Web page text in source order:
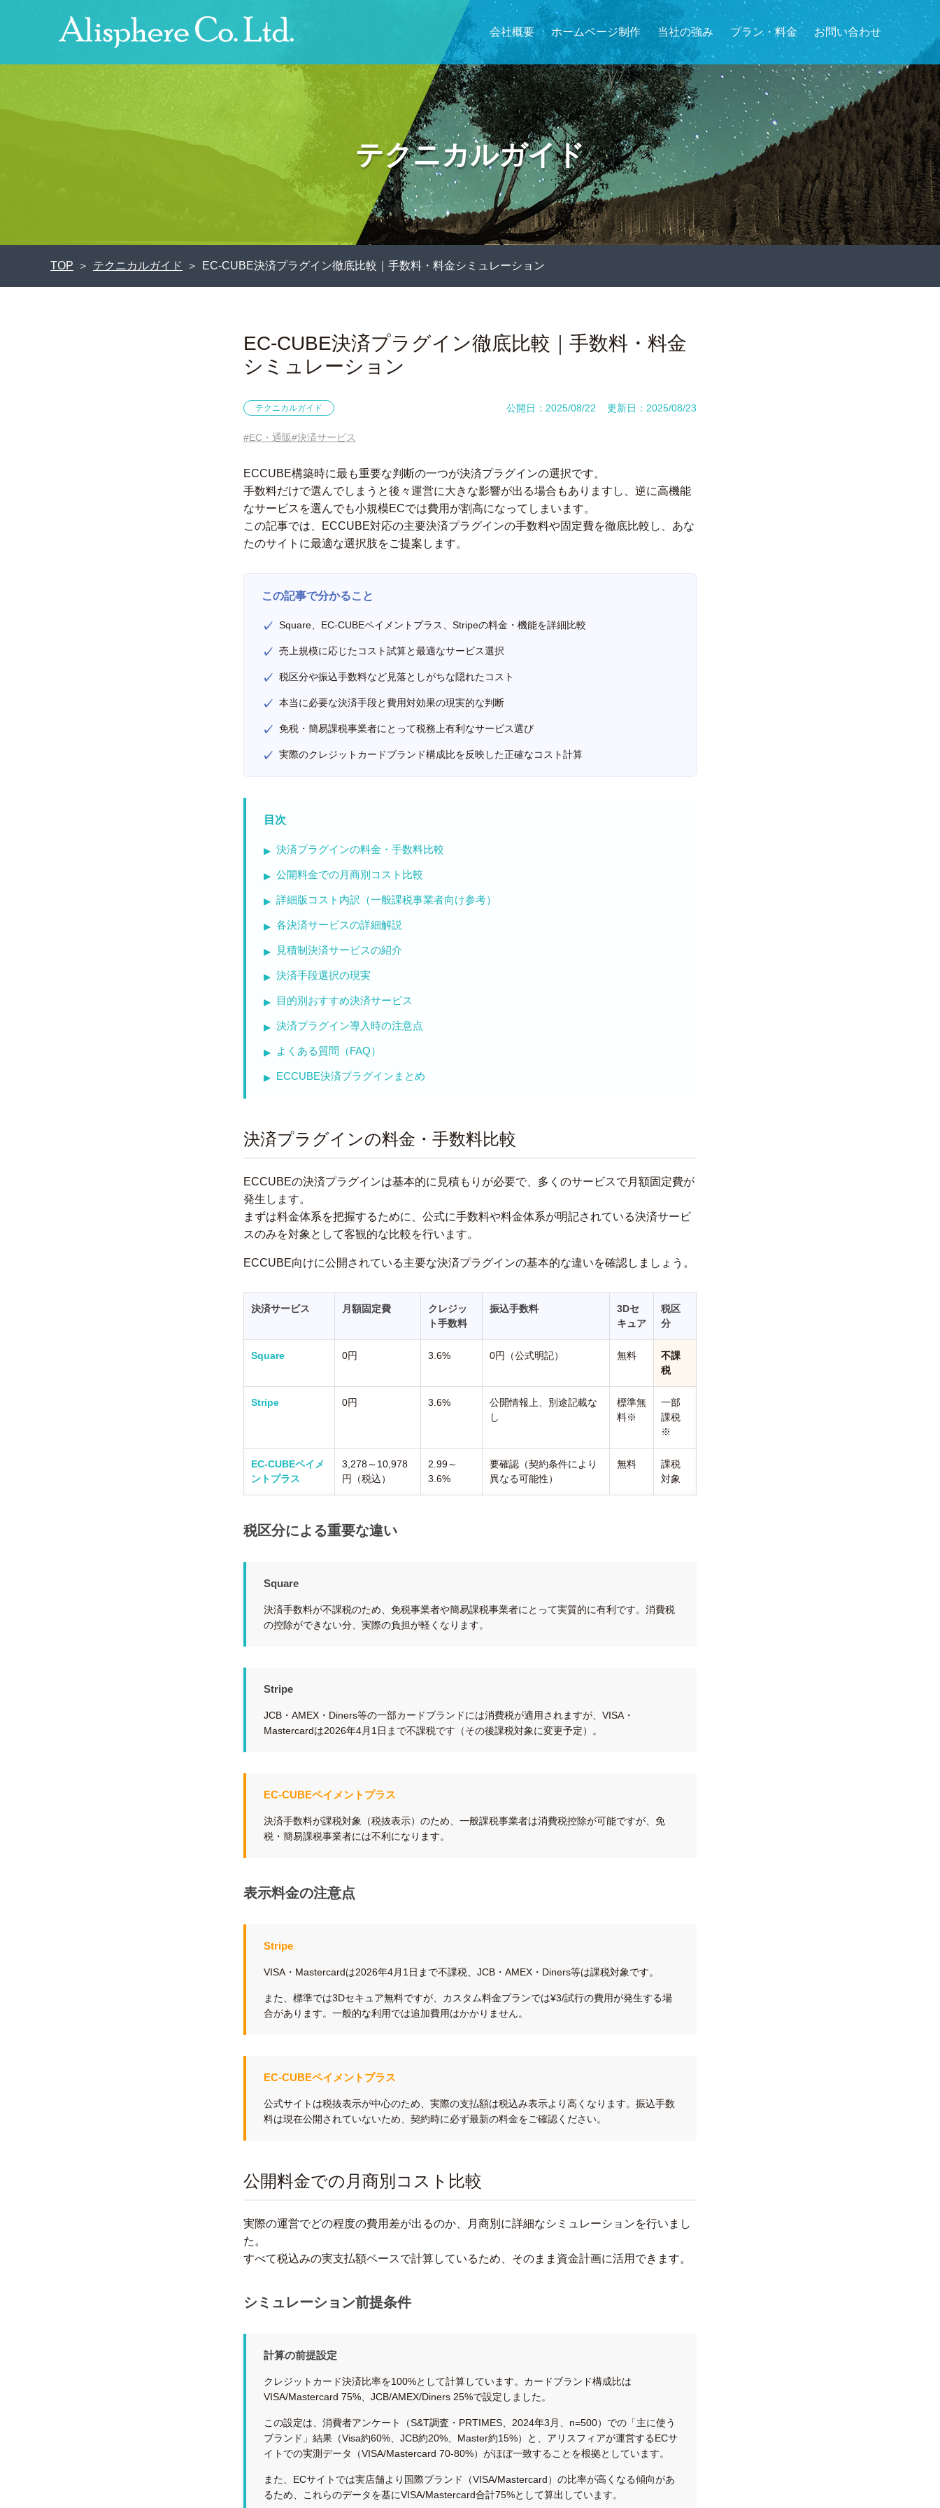
会社概要 ホームページ制作 当社の強み プラン・料金 お問い合わせ
テクニカルガイド
TOP テクニカルガイド EC-CUBE決済プラグイン徹底比較｜手数料・料金シミュレーション
EC-CUBE決済プラグイン徹底比較｜手数料・料金
シミュレーション
テクニカルガイド 公開日：2025/08/22 更新日：2025/08/23
#EC・通販#決済サービス
ECCUBE構築時に最も重要な判断の一つが決済プラグインの選択です。
手数料だけで選んでしまうと後々運営に大きな影響が出る場合もありますし、逆に高機能
なサービスを選んでも小規模ECでは費用が割高になってしまいます。
この記事では、ECCUBE対応の主要決済プラグインの手数料や固定費を徹底比較し、あな
たのサイトに最適な選択肢をご提案します。
この記事で分かること
Square、EC-CUBEペイメントプラス、Stripeの料金・機能を詳細比較
売上規模に応じたコスト試算と最適なサービス選択
税区分や振込手数料など見落としがちな隠れたコスト
本当に必要な決済手段と費用対効果の現実的な判断
免税・簡易課税事業者にとって税務上有利なサービス選び
実際のクレジットカードブランド構成比を反映した正確なコスト計算
目次
決済プラグインの料金・手数料比較
公開料金での月商別コスト比較
詳細版コスト内訳（一般課税事業者向け参考）
各決済サービスの詳細解説
見積制決済サービスの紹介
決済手段選択の現実
目的別おすすめ決済サービス
決済プラグイン導入時の注意点
よくある質問（FAQ）
ECCUBE決済プラグインまとめ
決済プラグインの料金・手数料比較
ECCUBEの決済プラグインは基本的に見積もりが必要で、多くのサービスで月額固定費が
発生します。
まずは料金体系を把握するために、公式に手数料や料金体系が明記されている決済サービ
スのみを対象として客観的な比較を行います。
ECCUBE向けに公開されている主要な決済プラグインの基本的な違いを確認しましょう。
決済サービス 月額固定費
クレジッ
ト手数料
振込手数料
3Dセ
キュア
税区
分
Square 0円 3.6% 0円（公式明記） 無料
不課
税
Stripe 0円 3.6%
公開情報上、別途記載な
し
標準無
料※
一部
課税
※
EC-CUBEペイメ
ントプラス
3,278～10,978
円（税込）
2.99～
3.6%
要確認（契約条件により
異なる可能性）
無料
課税
対象
税区分による重要な違い
Square
決済手数料が不課税のため、免税事業者や簡易課税事業者にとって実質的に有利です。消費税
の控除ができない分、実際の負担が軽くなります。
Stripe
JCB・AMEX・Diners等の一部カードブランドには消費税が適用されますが、VISA・
Mastercardは2026年4月1日まで不課税です（その後課税対象に変更予定）。
EC-CUBEペイメントプラス
決済手数料が課税対象（税抜表示）のため、一般課税事業者は消費税控除が可能ですが、免
税・簡易課税事業者には不利になります。
表示料金の注意点
Stripe
VISA・Mastercardは2026年4月1日まで不課税、JCB・AMEX・Diners等は課税対象です。
また、標準では3Dセキュア無料ですが、カスタム料金プランでは¥3/試行の費用が発生する場
合があります。一般的な利用では追加費用はかかりません。
EC-CUBEペイメントプラス
公式サイトは税抜表示が中心のため、実際の支払額は税込み表示より高くなります。振込手数
料は現在公開されていないため、契約時に必ず最新の料金をご確認ください。
公開料金での月商別コスト比較
実際の運営でどの程度の費用差が出るのか、月商別に詳細なシミュレーションを行いまし
た。
すべて税込みの実支払額ベースで計算しているため、そのまま資金計画に活用できます。
シミュレーション前提条件
計算の前提設定
クレジットカード決済比率を100%として計算しています。カードブランド構成比は
VISA/Mastercard 75%、JCB/AMEX/Diners 25%で設定しました。
この設定は、消費者アンケート（S&T調査・PRTIMES、2024年3月、n=500）での「主に使う
ブランド」結果（Visa約60%、JCB約20%、Master約15%）と、アリスフィアが運営するECサ
イトでの実測データ（VISA/Mastercard 70-80%）がほぼ一致することを根拠としています。
また、ECサイトでは実店舗より国際ブランド（VISA/Mastercard）の比率が高くなる傾向があ
るため、これらのデータを基にVISA/Mastercard合計75%として算出しています。